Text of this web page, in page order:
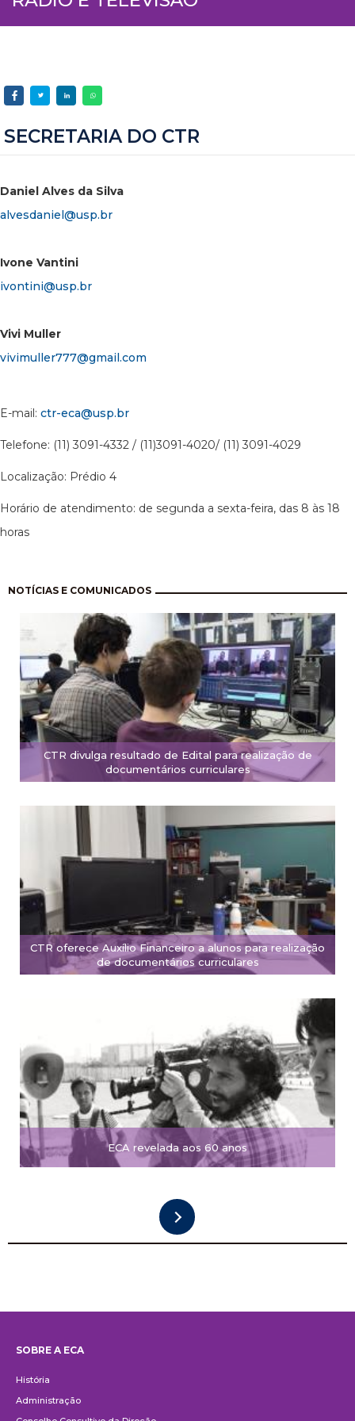
SECRETARIA DO CTR
Daniel Alves da Silva
alvesdaniel@usp.br
Ivone Vantini
ivontini@usp.br
Vivi Muller
vivimuller777@gmail.com
E-mail: ctr-eca@usp.br
Telefone: (11) 3091-4332 / (11)3091-4020/ (11) 3091-4029
Localização: Prédio 4
Horário de atendimento: de segunda a sexta-feira, das 8 às 18
horas
NOTÍCIAS E COMUNICADOS
CTR divulga resultado de Edital para realização de
documentários curriculares
CTR oferece Auxílio Financeiro a alunos para realização
de documentários curriculares
ECA revelada aos 60 anos
Paginación
SOBRE A ECA
História
Administração